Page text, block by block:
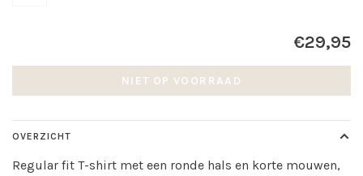
€29,95
NIET OP VOORRAAD
OVERZICHT
Regular fit T-shirt met een ronde hals en korte mouwen,